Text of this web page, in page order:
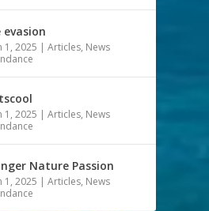
evasion
1, 2025 |Articles, News
1, 2025 |Articles, News
Nature Passion
1, 2025 |Articles, News